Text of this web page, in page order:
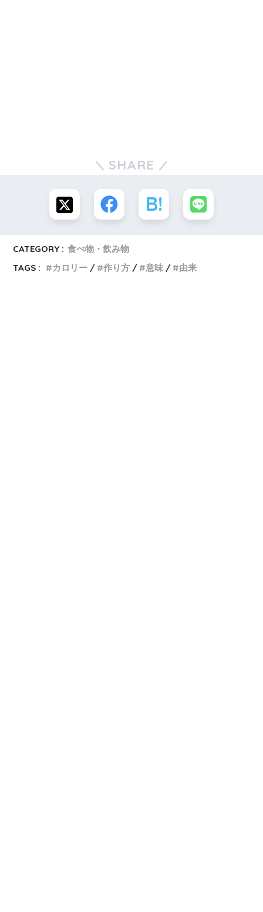
SHARE
CATEGORY : 食べ物・飲み物
TAGS :
カロリー 作り方 意味 由来